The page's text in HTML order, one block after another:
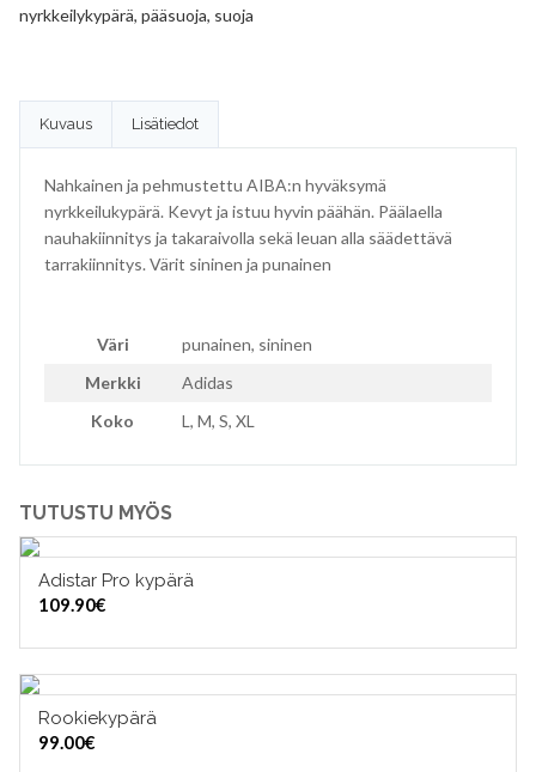
nyrkkeilykypärä, pääsuoja, suoja
Kuvaus Lisätiedot
Nahkainen ja pehmustettu AIBA:n hyväksymä
nyrkkeilukypärä. Kevyt ja istuu hyvin päähän. Päälaella
nauhakiinnitys ja takaraivolla sekä leuan alla säädettävä
tarrakiinnitys. Värit sininen ja punainen
Väri
punainen, sininen
Merkki
Adidas
Koko
L, M, S, XL
TUTUSTU MYÖS
Adistar Pro kypärä
109.90€
Rookiekypärä
99.00€